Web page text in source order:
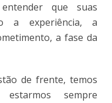
que suas
a experiência, a
a fase da
de frente, temos
sempre